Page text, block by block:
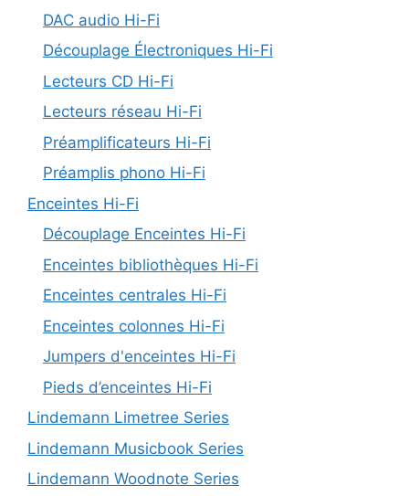
DAC audio Hi-Fi
Découplage Électroniques Hi-Fi
Lecteurs CD Hi-Fi
Lecteurs réseau Hi-Fi
Préamplificateurs Hi-Fi
Préamplis phono Hi-Fi
Enceintes Hi-Fi
Découplage Enceintes Hi-Fi
Enceintes bibliothèques Hi-Fi
Enceintes centrales Hi-Fi
Enceintes colonnes Hi-Fi
Jumpers d'enceintes Hi-Fi
Pieds d’enceintes Hi-Fi
Lindemann Limetree Series
Lindemann Musicbook Series
Lindemann Woodnote Series